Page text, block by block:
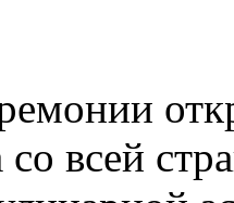
со всей